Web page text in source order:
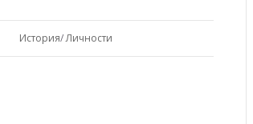
История/Личности